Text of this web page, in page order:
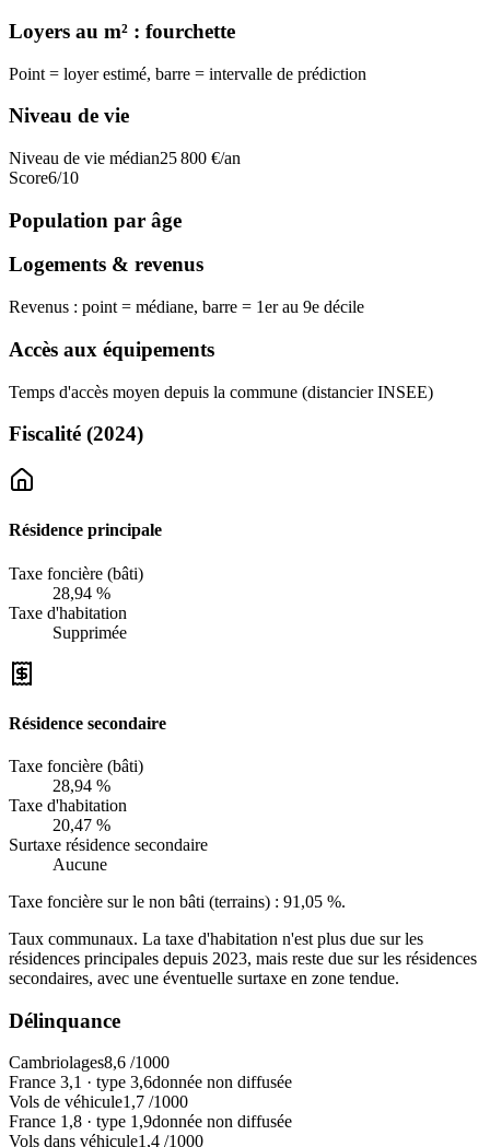
Loyers au m² : fourchette
Point = loyer estimé, barre = intervalle de prédiction
Niveau de vie
Niveau de vie médian25 800 €/an
Score6/10
Population par âge
Logements & revenus
Revenus : point = médiane, barre = 1er au 9e décile
Accès aux équipements
Temps d'accès moyen depuis la commune (distancier INSEE)
Fiscalité (2024)
Résidence principale
Taxe foncière (bâti)
28,94 %
Taxe d'habitation
Supprimée
Résidence secondaire
Taxe foncière (bâti)
28,94 %
Taxe d'habitation
20,47 %
Surtaxe résidence secondaire
Aucune
Taxe foncière sur le non bâti (terrains) : 91,05 %.
Taux communaux. La taxe d'habitation n'est plus due sur les
résidences principales depuis 2023, mais reste due sur les résidences
secondaires, avec une éventuelle surtaxe en zone tendue.
Délinquance
Cambriolages8,6 /1000
France 3,1 · type 3,6donnée non diffusée
Vols de véhicule1,7 /1000
France 1,8 · type 1,9donnée non diffusée
Vols dans véhicule1,4 /1000